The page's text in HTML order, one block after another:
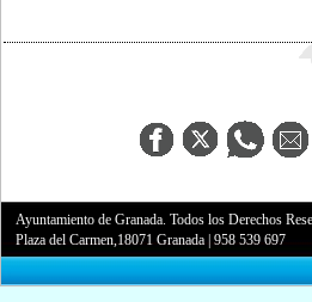
Ayuntamiento de Granada. Todos los Derechos
Plaza del Carmen,18071 Granada |958 539 697